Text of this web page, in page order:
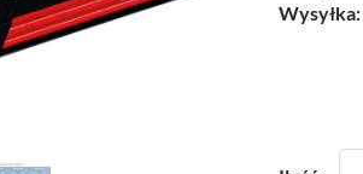
Wysyłka: